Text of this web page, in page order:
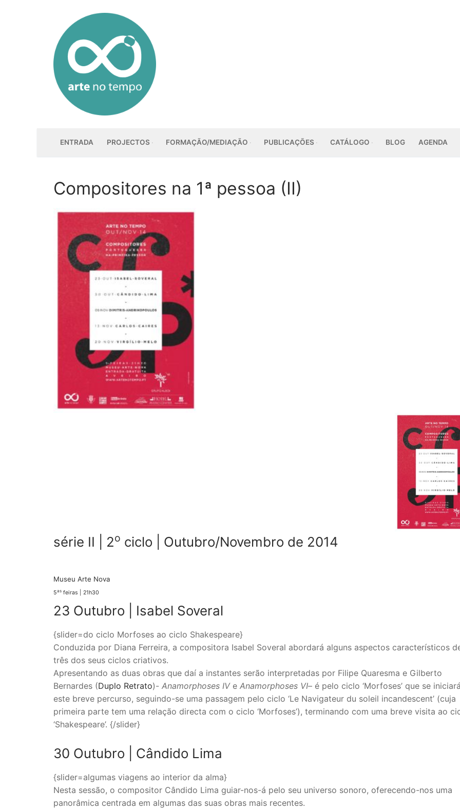
conteúdo
ENTRADA PROJECTOS FORMAÇÃO/MEDIAÇÃO PUBLICAÇÕES CATÁLOGO BLOG AGENDA
Compositores na 1ª pessoa (II)
série II | 2o ciclo | Outubro/Novembro de 2014
Museu Arte Nova
5as feiras | 21h30
23 Outubro | Isabel Soveral
{slider=do ciclo Morfoses ao ciclo Shakespeare}
Conduzida por Diana Ferreira, a compositora Isabel Soveral abordará alguns aspectos característicos
três dos seus ciclos criativos.
Apresentando as duas obras que daí a instantes serão interpretadas por Filipe Quaresma e Gilberto
Bernardes (Duplo Retrato)- Anamorphoses IVe Anamorphoses VI– é pelo ciclo ‘Morfoses’ que se iniciará
este breve percurso, seguindo-se uma passagem pelo ciclo ‘Le Navigateur du soleil incandescent’ (cuja
primeira parte tem uma relação directa com o ciclo ‘Morfoses’), terminando com uma breve visita ao
‘Shakespeare’. {/slider}
30 Outubro | Cândido Lima
{slider=algumas viagens ao interior da alma}
Nesta sessão, o compositor Cândido Lima guiar-nos-á pelo seu universo sonoro, oferecendo-nos uma
panorâmica centrada em algumas das suas obras mais recentes.